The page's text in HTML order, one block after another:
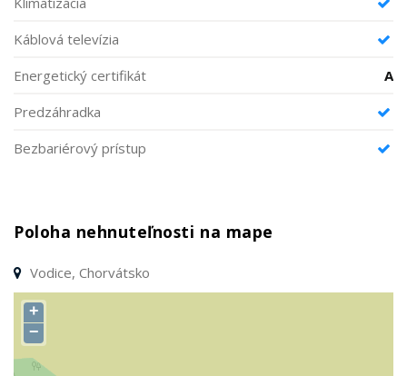
Káblová televízia
Energetický certifikát
A
Predzáhradka
Bezbariérový prístup
Poloha nehnuteľnosti na mape
Vodice, Chorvátsko
+
−